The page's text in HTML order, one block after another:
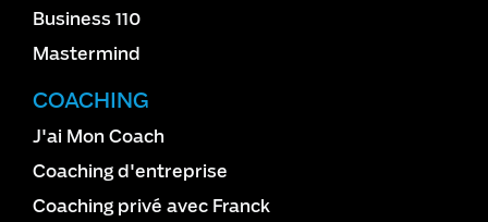
Business 110
Mastermind
COACHING
J'ai Mon Coach
Coaching d'entreprise
Coaching privé avec Franck